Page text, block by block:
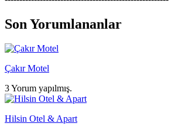
Son Yorumlananlar
Çakır Motel
3 Yorum yapılmış.
Hilsin Otel & Apart